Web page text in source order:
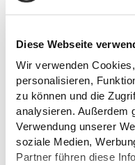
Diese Webseite
Wir verwenden
personalisieren,
zu können und die
analysieren. Außerdem
Verwendung unserer
soziale Medien,
Partner führen diese